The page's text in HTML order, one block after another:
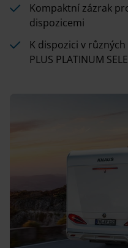
Kompaktní zázrak
dispozicemi
K dispozici v různých
PLUS PLATINUM